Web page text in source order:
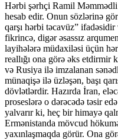
Hərbi şərhçi Ramil
hesab edir. Onun sözlərinə
qarşı hərbi təcavüz”
fikrincə, digər əsassız
layihələrə müdaxiləsi üçün
reallığı ona görə əks etdirmir
və Rusiya ilə imzalanan
münaqişə ilə üzləşən, başı
dövlətlərdir. Hazırda İran,
proseslərə o dərəcədə təsir
yalvarır ki, heç bir himayə
Ermənistanda mövcud
yaxınlaşmaqda görür. Ona